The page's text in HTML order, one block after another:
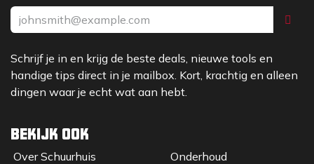
Schrijf je in en krijg de beste deals, nieuwe tools en
handige tips direct in je mailbox. Kort, krachtig en alleen
dingen waar je echt wat aan hebt.
Bekijk ook
Over Sc​huurhuis
Onderhoud